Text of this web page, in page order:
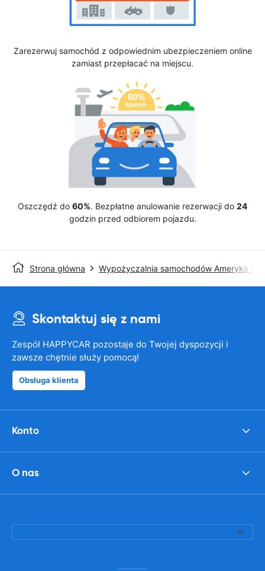
Zarezerwuj samochód z odpowiednim ubezpieczeniem online
zamiast przepłacać na miejscu.
Oszczędź do 60%. Bezpłatne anulowanie rezerwacji do 24
godzin przed odbiorem pojazdu.
Strona główna Wypożyczalnia samochodów Ameryka
Skontaktuj się z nami
Zespół HAPPYCAR pozostaje do Twojej dyspozycji i
zawsze chętnie służy pomocą!
Obsługa klienta
Konto
O nas